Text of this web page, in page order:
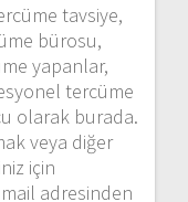
tavsiye,
bürosu,
yapanlar,
tercüme
olarak burada.
veya diğer
için
adresinden